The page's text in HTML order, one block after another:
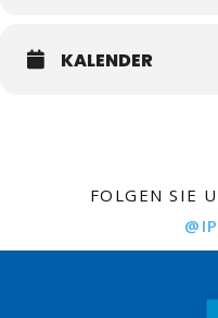
KALENDER
FOLGEN SIE